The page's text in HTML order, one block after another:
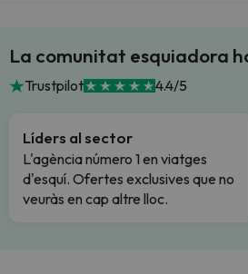
La comunitat esquiadora
Trustpilot 4.4/5
Líders al sector
L'agència número 1 en viatges
d'esquí. Ofertes exclusives que no
veuràs en cap altre lloc.